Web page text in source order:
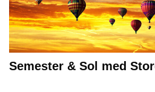
Semester & Sol med